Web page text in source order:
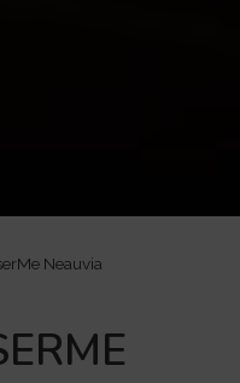
Neauvia